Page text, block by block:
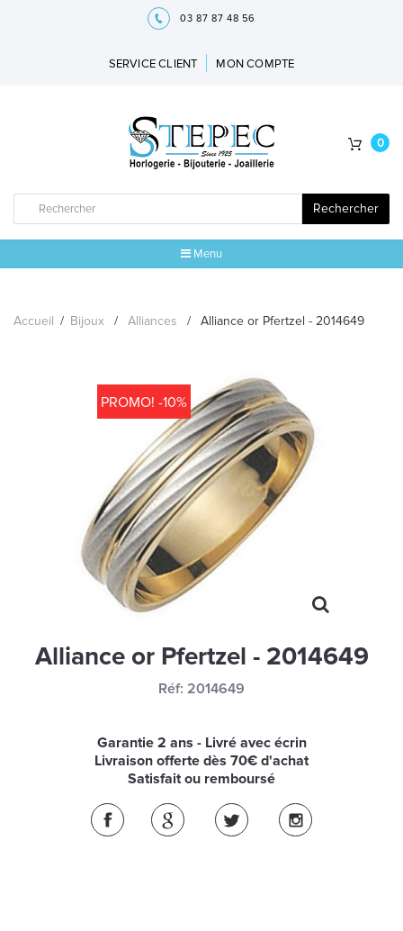
03 87 87 48 56
SERVICE CLIENT MON COMPTE
Rechercher
0
Menu
MONTRES
LES GEORGETTES
SWAROVSKI
BONNES AFFAIRES
CARTES CADEAUX
IDÉE CADEAUX
BLOG
Accueil / Bijoux / Alliances / Alliance or Pfertzel - 2014649
PROMO! -10%
Alliance or Pfertzel - 2014649
Réf: 2014649
Garantie 2 ans - Livré avec écrin
Livraison offerte dès 70€ d'achat
Satisfait ou remboursé